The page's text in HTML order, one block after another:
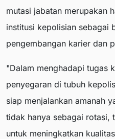
mutasi jabatan merupakan
institusi kepolisian sebagai
pengembangan karier dan
"Dalam menghadapi tugas
penyegaran di tubuh
siap menjalankan amanah
tidak hanya sebagai rotasi,
untuk meningkatkan